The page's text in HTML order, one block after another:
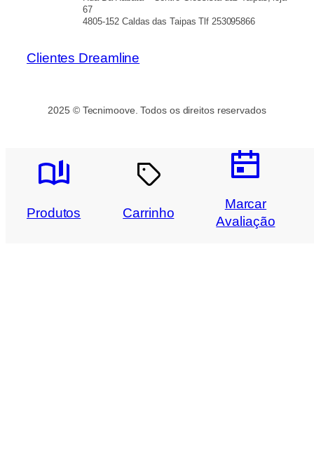
67
4805-152 Caldas das Taipas Tlf 253095866
Clientes Dreamline
2025 © Tecnimoove. Todos os direitos reservados
Produtos Carrinho
Marcar
Avaliação